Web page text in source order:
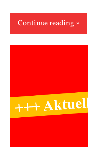
Continue reading